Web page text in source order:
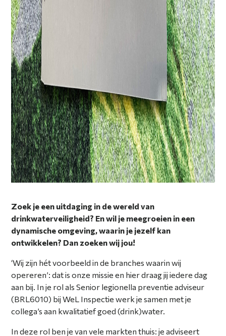
Zoek je een uitdaging in de wereld van
drinkwaterveiligheid? En wil je meegroeien in een
dynamische omgeving, waarin je jezelf kan
ontwikkelen? Dan zoeken wij jou!
‘Wij zijn hét voorbeeld in de branches waarin wij
opereren’: dat is onze missie en hier draag jij iedere dag
aan bij. In je rol als Senior legionella preventie adviseur
(BRL6010) bij WeL Inspectie werk je samen met je
collega’s aan kwalitatief goed (drink)water.
In deze rol ben je van vele markten thuis: je adviseert